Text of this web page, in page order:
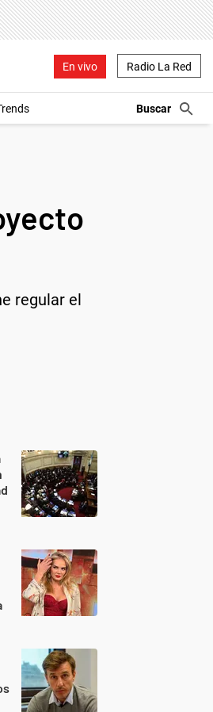
En vivo Radio La Red
regular el